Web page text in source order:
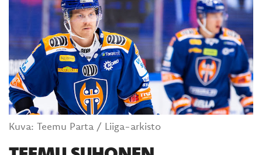
Kuva: Teemu Parta / Liiga-arkisto